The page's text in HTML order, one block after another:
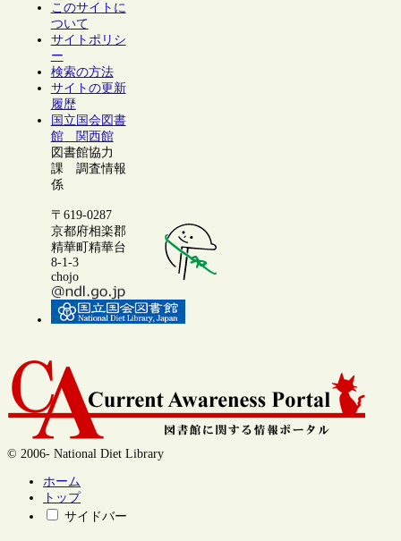
このサイトに
ついて
サイトポリシ
ー
検索の方法
サイトの更新
履歴
国立国会図書
館 関西館
図書館協力
課 調査情報
係
〒619-0287
京都府相楽郡
精華町精華台
8-1-3
chojo
© 2006- National Diet Library
ホーム
トップ
サイドバー